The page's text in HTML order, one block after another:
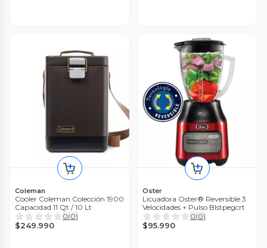
Coleman
Cooler Coleman Colección 1900
Capacidad 11 Qt / 10 Lt
0(0)
$249.990
Oster
Licuadora Oster® Reversible 3
Velocidades + Pulso Blstpegcrt
0(0)
$95.990